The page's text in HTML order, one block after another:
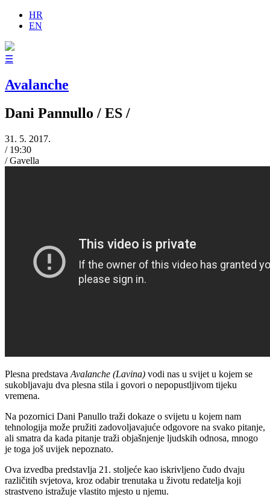
HR
EN
☰
Avalanche
Dani Pannullo / ES /
31. 5. 2017.
/ 19:30
/Gavella
Plesna predstava Avalanche (Lavina) vodi nas u svijet u kojem se
sukobljavaju dva plesna stila i govori o nepopustljivom tijeku
vremena.
Na pozornici Dani Panullo traži dokaze o svijetu u kojem nam
tehnologija može pružiti zadovoljavajuće odgovore na svako pitanje,
ali smatra da kada pitanje traži objašnjenje ljudskih odnosa, mnogo
je toga još uvijek nepoznato.
Ova izvedba predstavlja 21. stoljeće kao iskrivljeno čudo dvaju
različitih svjetova, kroz odabir trenutaka u životu redatelja koji
strastveno istražuje vlastito mjesto u njemu.